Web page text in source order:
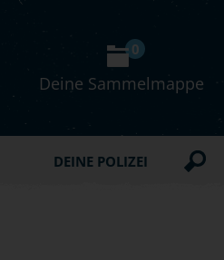
Deine Sammelmappe
0
DEINE POLIZEI